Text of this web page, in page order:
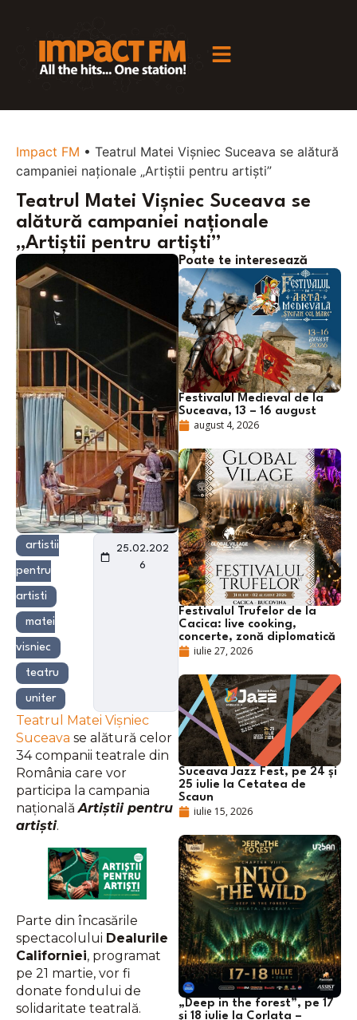
Impact FM • Teatrul Matei Vișniec Suceava se alătură
campaniei naționale „Artiștii pentru artiști”
Teatrul Matei Vișniec Suceava se
alătură campaniei naționale
„Artiștii pentru artiști”
artistii
pentru
artisti
matei
visniec
teatru
uniter
25.02.202
6
Teatrul Matei Vișniec
Suceava se alătură celor
34 companii teatrale din
România care vor
participa la campania
naționalăArtiștii pentru
artiști.
Parte din încasările
spectacolului Dealurile
Californiei, programat
pe 21 martie, vor fi
donate fondului de
solidaritate teatrală.
Poate te interesează
Festivalul Medieval de la
Suceava, 13 – 16 august
august 4, 2026
Festivalul Trufelor de la
Cacica: live cooking,
concerte, zonă diplomatică
iulie 27, 2026
Suceava Jazz Fest, pe 24 și
25 iulie la Cetatea de
Scaun
iulie 15, 2026
„Deep in the forest”, pe 17
și 18 iulie la Corlata –